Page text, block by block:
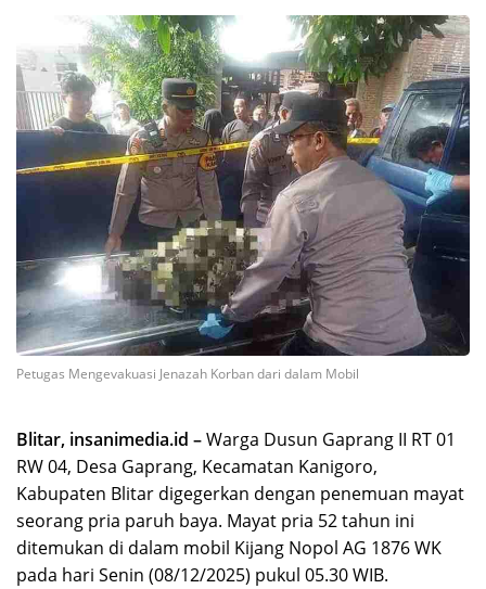
Petugas Mengevakuasi Jenazah Korban dari dalam Mobil
Blitar, insanimedia.id –Warga Dusun Gaprang II RT 01
RW 04, Desa Gaprang, Kecamatan Kanigoro,
Kabupaten Blitar digegerkan dengan penemuan mayat
seorang pria paruh baya. Mayat pria 52 tahun ini
ditemukan di dalam mobil Kijang Nopol AG 1876 WK
pada hari Senin (08/12/2025) pukul 05.30 WIB.